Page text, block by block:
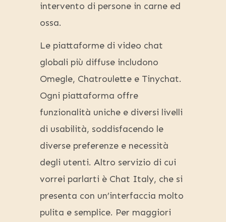
intervento di persone in carne ed
ossa.
Le piattaforme di video chat
globali più diffuse includono
Omegle, Chatroulette e Tinychat.
Ogni piattaforma offre
funzionalità uniche e diversi livelli
di usabilità, soddisfacendo le
diverse preferenze e necessità
degli utenti. Altro servizio di cui
vorrei parlarti è Chat Italy, che si
presenta con un’interfaccia molto
pulita e semplice. Per maggiori